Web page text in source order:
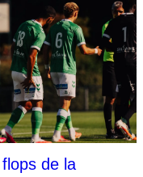
de la